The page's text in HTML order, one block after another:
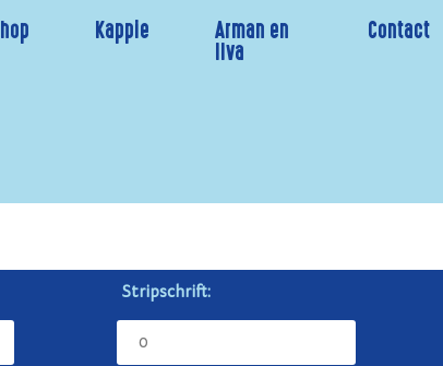
Kappie Arman en
Ilva
Contact
Stripschrift: